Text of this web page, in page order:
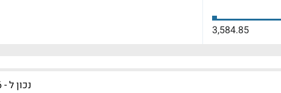
3,584.85
נכון ל - 06/26